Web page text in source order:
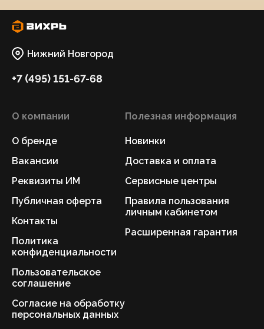
Нижний Новгород
+7 (495) 151-67-68
О компании
О бренде
Вакансии
Реквизиты ИМ
Публичная оферта
Контакты
Политика
конфиденциальности
Пользовательское
соглашение
Согласие на обработку
персональных данных
Полезная информация
Новинки
Доставка и оплата
Сервисные центры
Правила пользования
личным кабинетом
Расширенная гарантия